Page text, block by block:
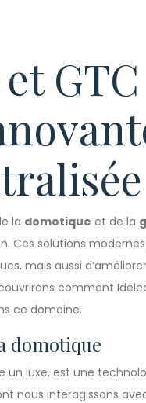
GTC
la domotique et de la
Ces solutions
mais aussi
comment
ce domaine.
domotique
luxe, est une
nous interagissons